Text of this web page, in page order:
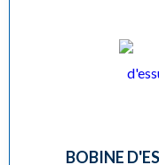
BOBINE